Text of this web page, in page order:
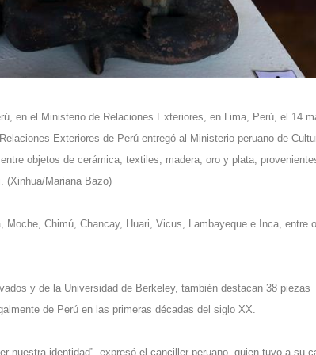
en el Ministerio de Relaciones Exteriores, en Lima, Perú, el 14
Exteriores de Perú entregó al Ministerio peruano de
objetos de cerámica, textiles, madera, oro y plata,
(Xinhua/Mariana Bazo)
Chimú, Chancay, Huari, Vicus, Lambayeque e Inca, entre
y de la Universidad de Berkeley, también destacan 38 piezas
de Perú en las primeras décadas del siglo XX.
nuestra identidad”, expresó el canciller peruano, quien tuvo a su